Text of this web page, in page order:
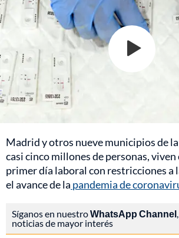
Madrid y otros nueve municipios de
casi cinco millones de personas, viven
primer día laboral con restricciones a
el avance de la pandemia de
Síganos en nuestroWhatsApp Channel
noticias de mayor interés